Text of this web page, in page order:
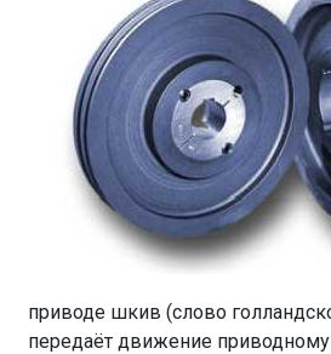
приводе шкив (слово
передаёт движение